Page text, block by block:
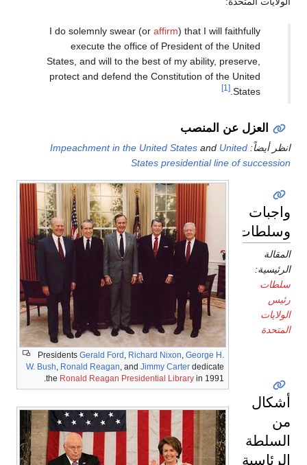
I do solemnly swear (or affirm) that I will faithfully
execute the office of President of the United
States, and will to the best of my ability, preserve,
protect and defend the Constitution of the United
States.
[1]
العزل عن المنصب
انظر أيضاً: Impeachment in the United States and United
States presidential line of succession
Presidents Gerald Ford , Richard Nixon, George H.
W. Bush, Ronald Reagan, and Jimmy Carter dedicate
the Ronald Reagan Presidential Library in 1991.
واجبات
وسلطات
المقالة
الرئيسية:
سلطات
رئيس
الولايات
المتحدة
أشكال
من
السلطة
الرئاسية